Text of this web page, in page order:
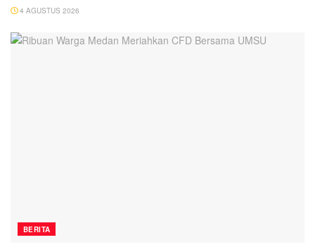
4 AGUSTUS 2026
BERITA